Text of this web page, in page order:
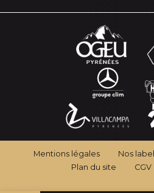
Mentions légales Nos
Plan du site
CGV